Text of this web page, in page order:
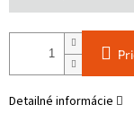
Detailné informácie